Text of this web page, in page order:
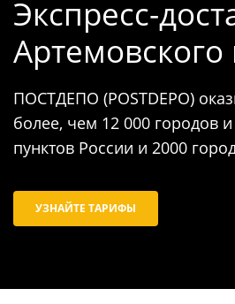
Экспресс-
Артемовского
ПОСТДЕПО (POSTDEPO)
более, чем 12 000 городов
пунктов России и 2000
УЗНАЙТЕ ТАРИФЫ